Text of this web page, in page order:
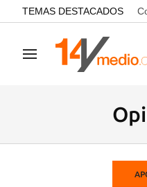
common.go-to-content
TEMAS DESTACADOS
Navegación